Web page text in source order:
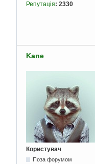
Репутація: 2330
Kane
Користувач
Поза форумом